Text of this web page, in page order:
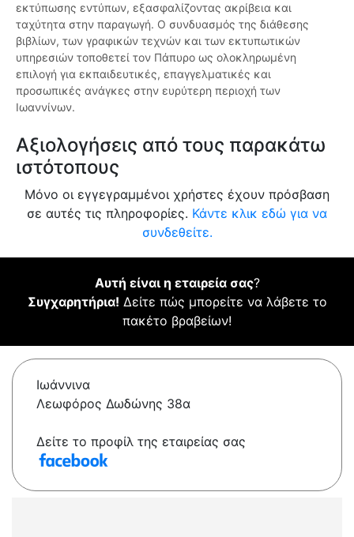
εκτύπωσης εντύπων, εξασφαλίζοντας ακρίβεια και
ταχύτητα στην παραγωγή. Ο συνδυασμός της διάθεσης
βιβλίων, των γραφικών τεχνών και των εκτυπωτικών
υπηρεσιών τοποθετεί τον Πάπυρο ως ολοκληρωμένη
επιλογή για εκπαιδευτικές, επαγγελματικές και
προσωπικές ανάγκες στην ευρύτερη περιοχή των
Ιωαννίνων.
Αξιολογήσεις από τους παρακάτω
ιστότοπους
Μόνο οι εγγεγραμμένοι χρήστες έχουν πρόσβαση
σε αυτές τις πληροφορίες. Κάντε κλικ εδώ για να
συνδεθείτε.
Αυτή είναι η εταιρεία σας?
Συγχαρητήρια! Δείτε πώς μπορείτε να λάβετε το
πακέτο βραβείων!
Ιωάννινα
Λεωφόρος Δωδώνης 38α
Δείτε το προφίλ της εταιρείας σας